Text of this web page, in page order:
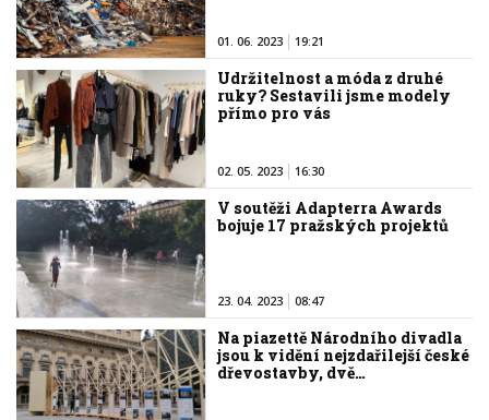
01. 06. 2023 19:21
Udržitelnost a móda z druhé
ruky? Sestavili jsme modely
přímo pro vás
02. 05. 2023 16:30
V soutěži Adapterra Awards
bojuje 17 pražských projektů
23. 04. 2023 08:47
Na piazettě Národního divadla
jsou k vidění nejzdařilejší české
dřevostavby, dvě…